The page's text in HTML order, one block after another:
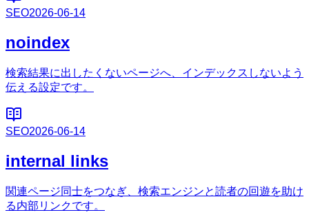
SEO2026-06-14
noindex
検索結果に出したくないページへ、インデックスしないよう
伝える設定です。
SEO2026-06-14
internal links
関連ページ同士をつなぎ、検索エンジンと読者の回遊を助け
る内部リンクです。